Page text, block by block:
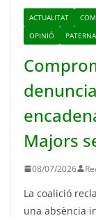
ACTUALITAT
OPINIÓ
PATERNA
Majors
08/07/2026
La coalició
una absència